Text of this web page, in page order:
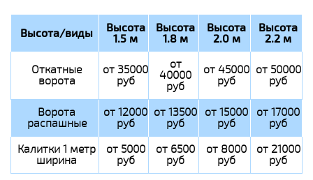
Высота/виды Высота
1.5 м
Высота
1.8 м
Высота
2.0 м
Высота
2.2 м
Откатные
ворота
от 35000
руб
от
40000
руб
от 45000
руб
от 50000
руб
Ворота
распашные
от 12000
руб
от 13500
руб
от 15000
руб
от 17000
руб
Калитки 1 метр
ширина
от 5000
руб
от 6500
руб
от 8000
руб
от 21000
руб